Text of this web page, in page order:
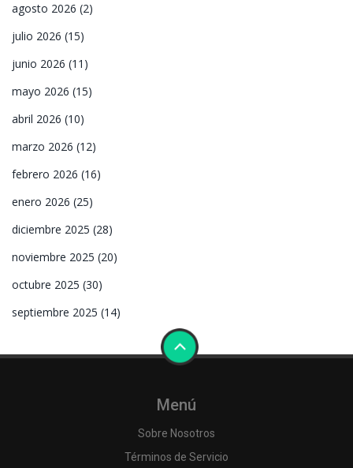
agosto 2026 (2)
julio 2026 (15)
junio 2026 (11)
mayo 2026 (15)
abril 2026 (10)
marzo 2026 (12)
febrero 2026 (16)
enero 2026 (25)
diciembre 2025 (28)
noviembre 2025 (20)
octubre 2025 (30)
septiembre 2025 (14)
Menú
Sobre Nosotros
Términos de Servicio